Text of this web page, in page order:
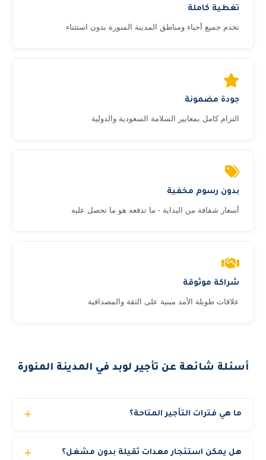
تغطية كاملة
نخدم جميع أحياء ومناطق المدينة المنورة بدون استثناء
جودة مضمونة
التزام كامل بمعايير السلامة السعودية والدولية
بدون رسوم مخفية
أسعار شفافة من البداية - ما تدفعه هو ما تحصل عليه
شراكة موثوقة
علاقات طويلة الأمد مبنية على الثقة والمصداقية
أسئلة شائعة عن تأجير لوبد في المدينة المنورة
ما هي فترات التأجير المتاحة؟
نوفر تأجير بالمشوار لبعض المعدات. أسعار خاصة للعقود الطويلة
هل يمكن استئجار معدات ثقيلة بدون مشغل؟